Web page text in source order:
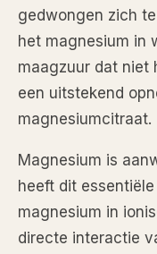
gedwongen zich
het magnesium in
maagzuur dat niet
een uitstekend
magnesiumcitraat.
Magnesium is
heeft dit
magnesium in
directe interactie